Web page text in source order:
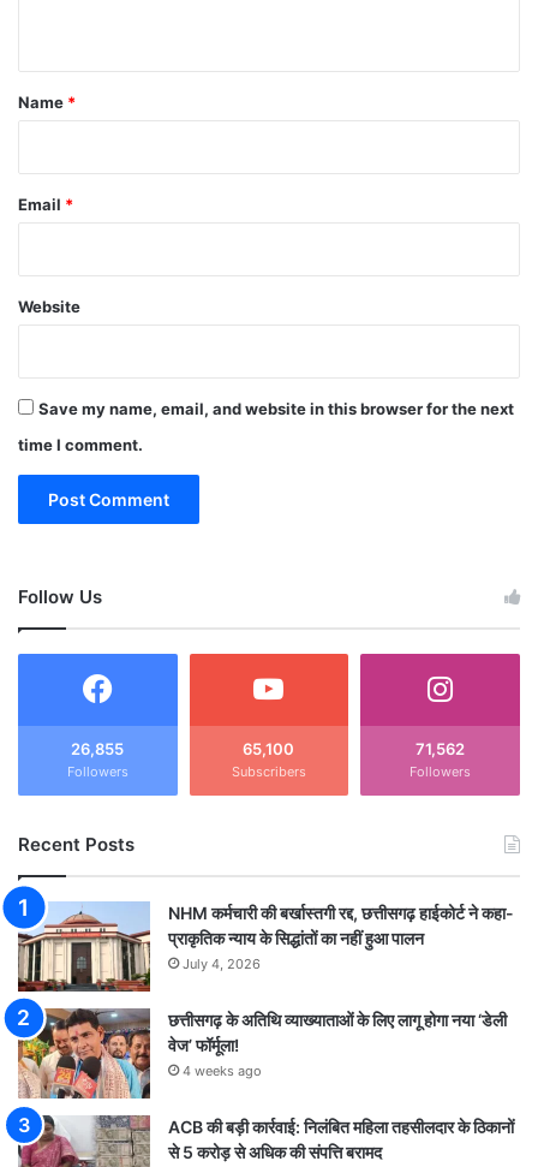
*
Name *
Email *
Website
Save my name, email, and website in this browser for the next
time I comment.
Follow Us
26,855
Followers
65,100
Subscribers
71,562
Followers
Recent Posts
NHM कर्मचारी की बर्खास्तगी रद्द, छत्तीसगढ़ हाईकोर्ट ने कहा-
प्राकृतिक न्याय के सिद्धांतों का नहीं हुआ पालन
July 4, 2026
छत्तीसगढ़ के अतिथि व्याख्याताओं के लिए लागू होगा नया ‘डेली
वेज’ फॉर्मूला!
4 weeks ago
ACB की बड़ी कार्रवाई: निलंबित महिला तहसीलदार के ठिकानों
से 5 करोड़ से अधिक की संपत्ति बरामद